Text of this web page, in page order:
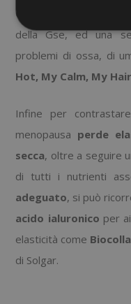
Genigreen
della Gse, ed una
problemi di ossa, di
Hot, My Calm, My
Infine per
menopausa perde
secca, oltre a seguire
di tutti i nutrienti
adeguato, si può
acido ialuronico per
elasticità come
di Solgar.